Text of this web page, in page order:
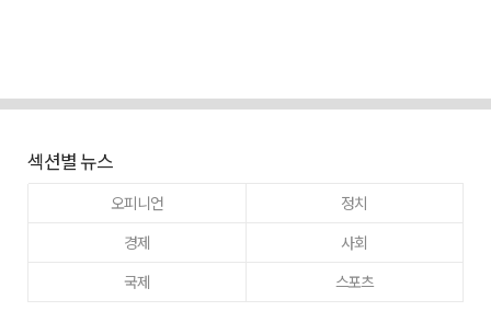
섹션별 뉴스
오피니언
정치
경제
사회
국제
스포츠